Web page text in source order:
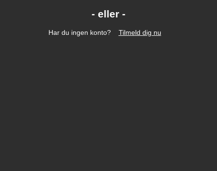
Har du ingen konto? Tilmeld dig nu